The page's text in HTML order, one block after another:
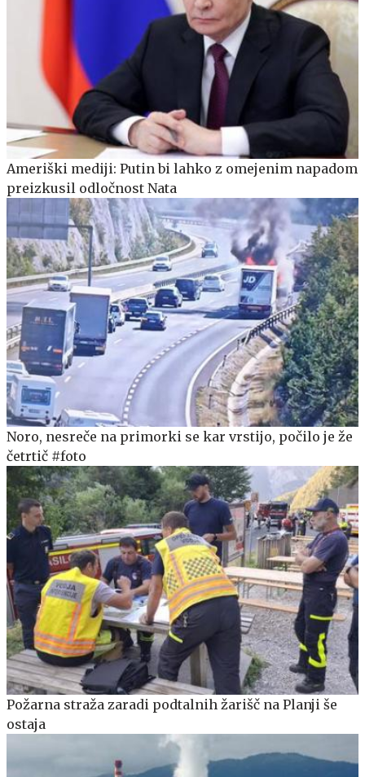
Ameriški mediji: Putin bi lahko z omejenim napadom
preizkusil odločnost Nata
Noro, nesreče na primorki se kar vrstijo, počilo je že
četrtič #foto
Požarna straža zaradi podtalnih žarišč na Planji še
ostaja